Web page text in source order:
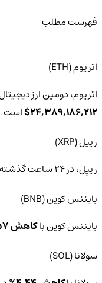
فهرست مطلب
اتریوم (ETH)
اتریوم، دومین ارز
24,389,186,212$ است.
ریپل (XRP)
ریپل، در 24 ساعت گذشته با
بایننس کوین (BNB)
بایننس کوین باکاهش 1.57%
سولانا (SOL)